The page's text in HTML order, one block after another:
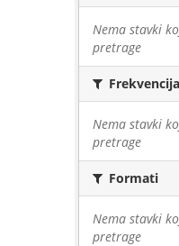
Nema stavki
pretrage
Nema stavki
pretrage
Formati
Nema stavki
pretrage